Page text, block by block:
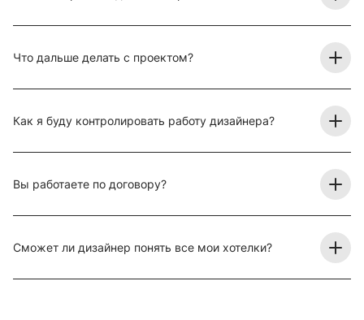
Что дальше делать с проектом?
Как я буду контролировать работу дизайнера?
Вы работаете по договору?
Сможет ли дизайнер понять все мои хотелки?